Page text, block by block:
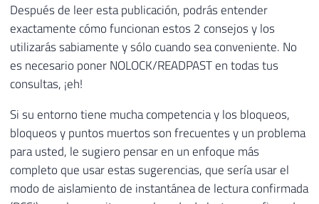
Después de leer esta publicación, podrás entender
exactamente cómo funcionan estos 2 consejos y los
utilizarás sabiamente y sólo cuando sea conveniente. No
es necesario poner NOLOCK/READPAST en todas tus
consultas, ¡eh!
Si su entorno tiene mucha competencia y los bloqueos,
bloqueos y puntos muertos son frecuentes y un problema
para usted, le sugiero pensar en un enfoque más
completo que usar estas sugerencias, que sería usar el
modo de aislamiento de instantánea de lectura confirmada